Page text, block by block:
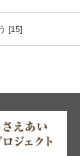
[15]